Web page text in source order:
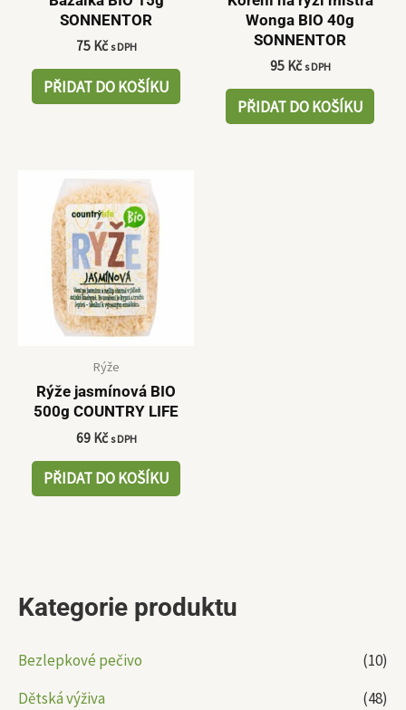
Kategorie produktu
Bezlepkové pečivo
(10)
Dětská výživa
(48)
SONNENTOR
75 Kč s DPH
PŘIDAT DO KOŠÍKU
Wonga BIO 40g
SONNENTOR
95 Kč s DPH
PŘIDAT DO KOŠÍKU
Rýže
Rýže jasmínová BIO
500g COUNTRY LIFE
69 Kč s DPH
PŘIDAT DO KOŠÍKU